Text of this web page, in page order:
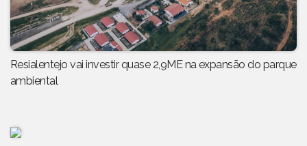
Resialentejo vai investir quase 2,9ME na expansão do parque
ambiental